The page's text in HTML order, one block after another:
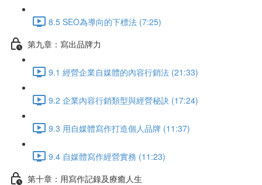
8.5 SEO為導向的下標法 (7:25)
第九章：寫出品牌力
9.1 經營企業自媒體的內容行銷法 (21:33)
9.2 企業內容行銷類型與經營秘訣 (17:24)
9.3 用自媒體寫作打造個人品牌 (11:37)
9.4 自媒體寫作經營實務 (11:23)
第十章：用寫作記錄及療癒人生